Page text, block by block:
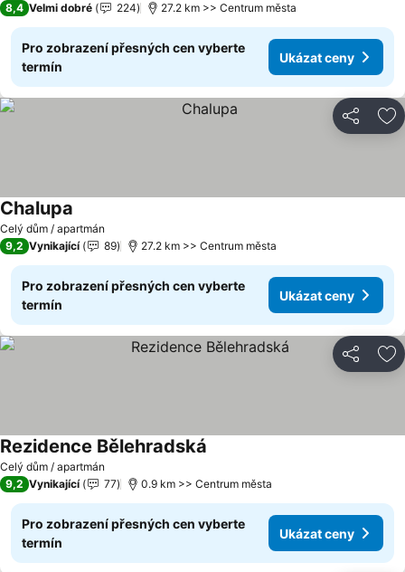
8,4 Velmi dobré 224 27.2 km >> Centrum města
Pro zobrazení přesných cen vyberte
termín
Ukázat ceny
Sdílet
Celý dům / apartmán
Chalupa
9,2 Vynikající 89 27.2 km >> Centrum města
Pro zobrazení přesných cen vyberte
termín
Ukázat ceny
Sdílet
Celý dům / apartmán
Rezidence Bělehradská
9,2 Vynikající 77 0.9 km >> Centrum města
Pro zobrazení přesných cen vyberte
termín
Ukázat ceny